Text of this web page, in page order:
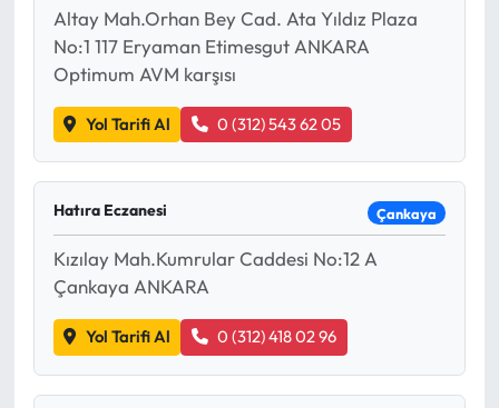
Altay Mah.Orhan Bey Cad. Ata Yıldız Plaza
No:1 117 Eryaman Etimesgut ANKARA
Optimum AVM karşısı
Yol Tarifi Al 0 (312) 543 62 05
Hatıra Eczanesi Çankaya
Kızılay Mah.Kumrular Caddesi No:12 A
Çankaya ANKARA
Yol Tarifi Al 0 (312) 418 02 96